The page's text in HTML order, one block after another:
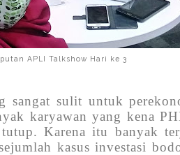
APLI Talkshow Hari ke 3
sangat sulit untuk
karyawan yang kena
Karena itu banyak
kasus investasi